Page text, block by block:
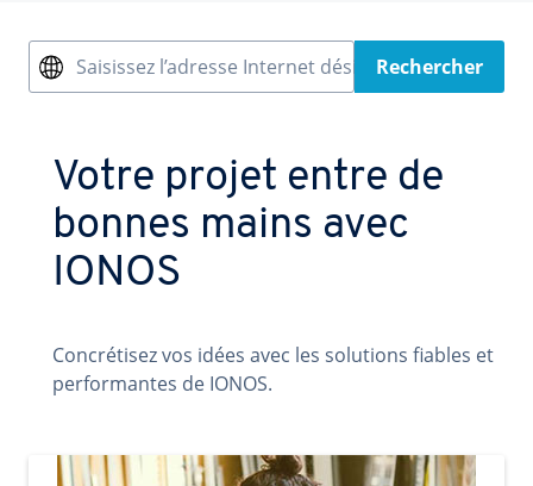
Saisissez l’adresse Internet désiréeRechercher
Votre projet entre de
bonnes mains avec
IONOS
Concrétisez vos idées avec les solutions fiables et
performantes de IONOS.